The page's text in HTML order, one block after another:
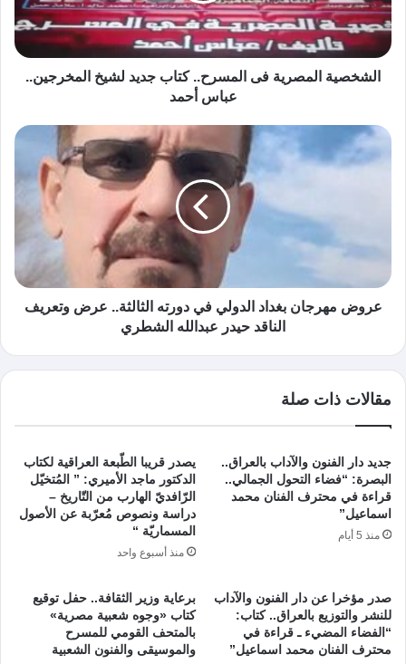
الشخصية المصرية فى المسرح.. كتاب جديد لشيخ المخرجين..
عباس أحمد
عروض مهرجان بغداد الدولي في دورته الثالثة.. عرض وتعريف
الناقد حيدر عبدالله الشطري
مقالات ذات صلة
جديد دار الفنون والآداب بالعراق..
البصرة: “فضاء التحول الجمالي..
قراءة في محترف الفنان محمد
اسماعيل”
منذ 5 أيام
يصدر قريبا الطّبعة العراقية لكتاب
الدكتور ماجد الأميري: ” المُتخيّل
الرّافديّ الهارب من التّاريخ –
دراسة ونصوص مُعرّبة عن الأصول
المسماريّة “
منذ أسبوع واحد
صدر مؤخرا عن دار الفنون والآداب
للنشر والتوزيع بالعراق.. كتاب:
“الفضاء المضيء ـ قراءة في
محترف الفنان محمد اسماعيل”
برعاية وزير الثقافة.. حفل توقيع
كتاب «وجوه شعبية مصرية»
بالمتحف القومي للمسرح
والموسيقى والفنون الشعبية